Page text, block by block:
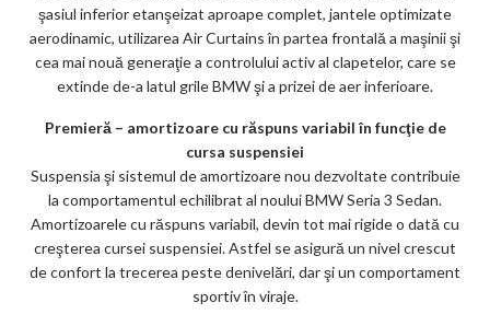
şasiul inferior etanşeizat aproape complet, jantele optimizate
aerodinamic, utilizarea Air Curtains în partea frontală a maşinii şi
cea mai nouă generaţie a controlului activ al clapetelor, care se
extinde de-a latul grile BMW şi a prizei de aer inferioare.
Premieră – amortizoare cu răspuns variabil în funcţie de
cursa suspensiei
Suspensia şi sistemul de amortizoare nou dezvoltate contribuie
la comportamentul echilibrat al noului BMW Seria 3 Sedan.
Amortizoarele cu răspuns variabil, devin tot mai rigide o dată cu
creşterea cursei suspensiei. Astfel se asigură un nivel crescut
de confort la trecerea peste denivelări, dar şi un comportament
sportiv în viraje.